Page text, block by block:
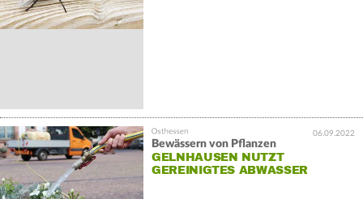
06.09.2022
Bewässern von Pflanzen
GELNHAUSEN NUTZT
GEREINIGTES ABWASSER